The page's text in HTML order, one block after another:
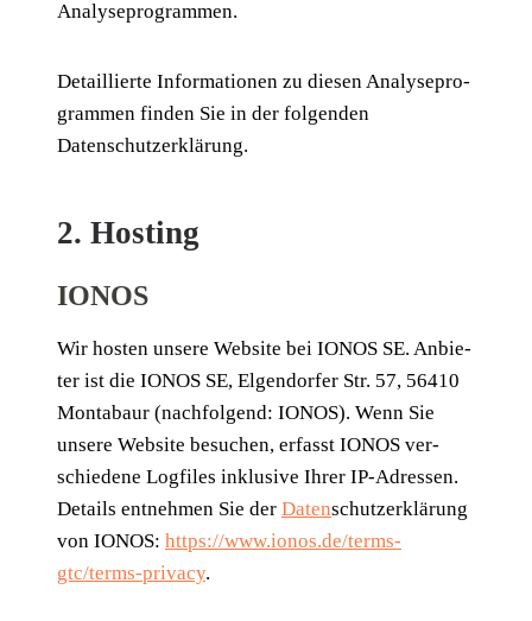
Analyseprogrammen.
Detail­lier­te Infor­ma­tio­nen zu die­sen Ana­ly­se­pro­
gram­men fin­den Sie in der fol­gen­den
Datenschutzerklärung.
2. Hosting
IONOS
Wir hos­ten unse­re Web­site bei IONOS SE. Anbie­
ter ist die IONOS SE, Elgen­dor­fer Str. 57, 56410
Mon­ta­baur (nach­fol­gend: IONOS). Wenn Sie
unse­re Web­site besu­chen, erfasst IONOS ver­
schie­de­ne Log­files inklu­si­ve Ihrer IP-Adres­sen.
Details ent­neh­men Sie der Daten­schutz­er­klä­rung
von IONOS: https://www.ionos.de/terms-
gtc/terms-privacy.